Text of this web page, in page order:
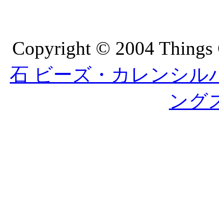
Copyright © 2004
石 ビーズ・カレンシル
ング